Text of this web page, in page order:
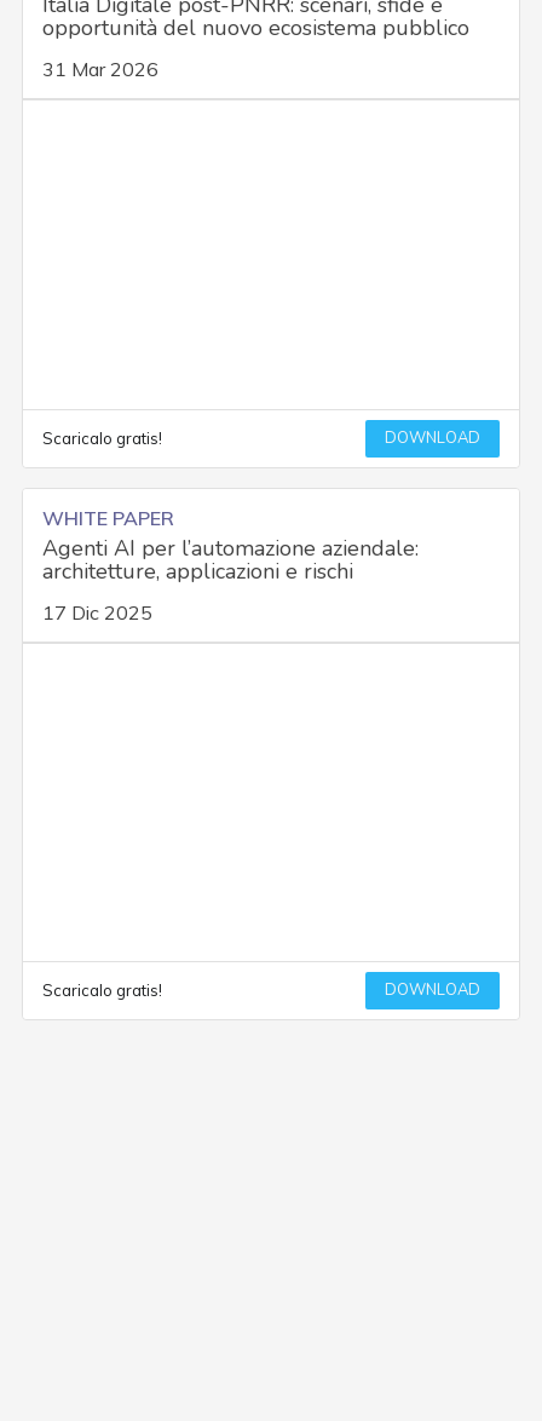
opportunità del nuovo ecosistema pubblico
31 Mar 2026
Scaricalo gratis! DOWNLOAD
WHITE PAPER
Agenti AI per l’automazione aziendale:
architetture, applicazioni e rischi
17 Dic 2025
Scaricalo gratis! DOWNLOAD